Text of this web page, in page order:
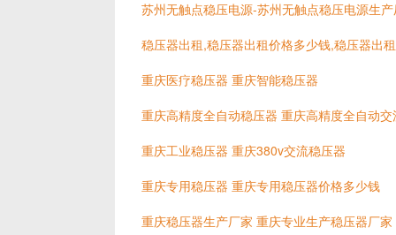
苏州无触点稳压电源-苏州无触点稳压电源生
稳压器出租,稳压器出租价格多少钱,稳压器出
重庆医疗稳压器 重庆智能稳压器
重庆高精度全自动稳压器 重庆高精度全自动
重庆工业稳压器 重庆380v交流稳压器
重庆专用稳压器 重庆专用稳压器价格多少钱
重庆稳压器生产厂家 重庆专业生产稳压器厂家